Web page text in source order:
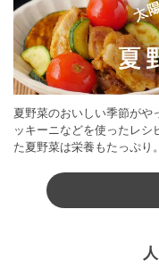
夏野菜のおいしい季節が
ッキーニなどを使ったレ
た夏野菜は栄養もたっぷり